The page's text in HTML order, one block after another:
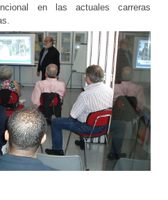
en las actuales carreras